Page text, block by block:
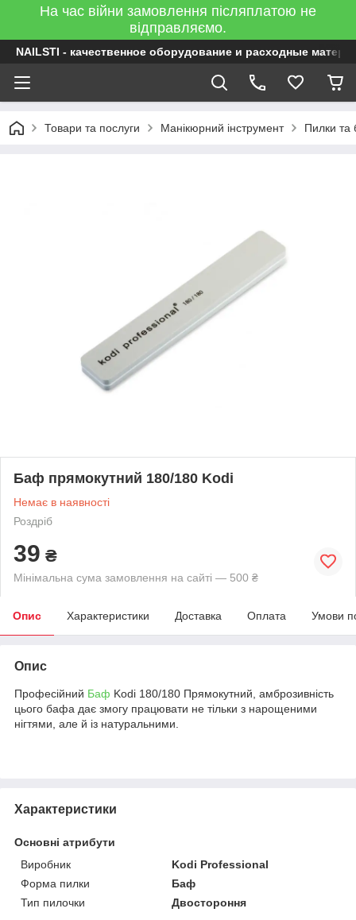
На час війни замовлення післяплатою не
відправляємо.
NAILSTI - качественное оборудование и расходные
Товари та послуги Манікюрний інструмент Пилки та
Баф прямокутний 180/180 Kodi
Немає в наявності
Роздріб
39 ₴
Мінімальна сума замовлення на сайті — 500 ₴
Опис Характеристики Доставка Оплата Умови
Опис
Професійний Баф Kodi 180/180 Прямокутний, амброзивність
цього бафа дає змогу працювати не тільки з нарощеними
нігтями, але й із натуральними.
Характеристики
Основні атрибути
Виробник
Kodi Professional
Форма пилки
Баф
Тип пилочки
Двостороння